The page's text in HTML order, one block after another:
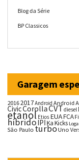
Blog da Série
BP Classicos
Garagem
20162017Android Android
CivicCorollaCVTdiesel
etanol Etios EUAFCA
híbridoIPIKaKicks
São Paulo turboUno